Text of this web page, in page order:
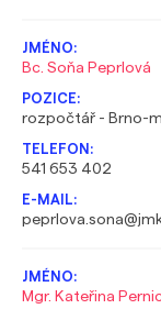
Bc. Soňa Peprlová
rozpočtář - Brno-
541 653 402
Mgr. Kateřina